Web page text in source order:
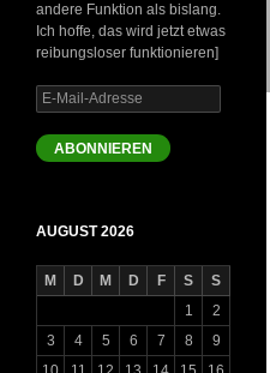
andere Funktion als bislang.
Ich hoffe, das wird jetzt etwas
reibungsloser funktionieren]
E-
Mail-
Adresse
ABONNIEREN
AUGUST 2026
M D M D F S
S
1
2
3
4 5 6 7 8
9